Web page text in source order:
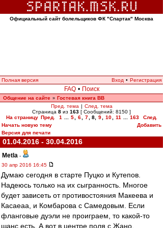
Официальный сайт болельщиков ФК "Спартак" Москва
Полная версия Вход • Регистрация
FAQ • Поиск
Общение на сайте » Гостевая книга ВВ
Пред. тема | След. тема
Страница 8 из 163 [ Сообщений: 8150 ]
На страницу Пред. 1 5 6 7 8, 9 10 11 163
След.
Начать новую тему
Добавить
Версия для печати
01.04.2016 - 30.04.2016
Metla -
30 апр 2016 16:45
Думаю сегодня в старте Пуцко и Кутепов.
Надеюсь только на их сыгранность. Многое
будет зависеть от противостояния Макеева и
Касаеаа, и Комбарова с Самедовым. Если
фланговые дуэли не проиграем, то какой-то
шанс есть. А вот в центре поля с Жано,